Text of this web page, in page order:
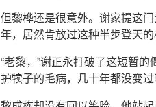
但黎桦还是很意外。谢家提这
年，居然肯放过这种半步登天的
“老黎，”谢正永打破了这短暂
护犊子的毛病，几十年都没变过